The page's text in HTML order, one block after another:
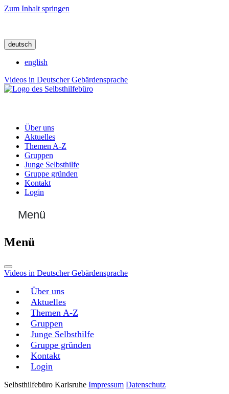
Zum Inhalt springen
deutsch
english
Videos in Deutscher Gebärdensprache
Über uns
Aktuelles
Themen A-Z
Gruppen
Junge Selbsthilfe
Gruppe gründen
Kontakt
Login
Menü
Menü
Videos in Deutscher Gebärdensprache
Über uns
Aktuelles
Themen A-Z
Gruppen
Junge Selbsthilfe
Gruppe gründen
Kontakt
Login
Selbsthilfebüro Karlsruhe Impressum Datenschutz